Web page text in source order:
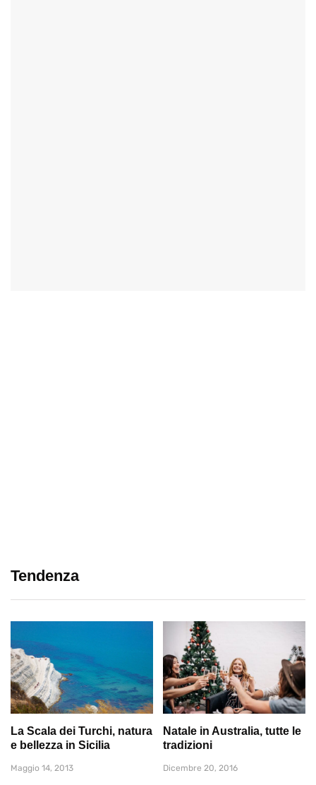
Tendenza
La Scala dei Turchi, natura
e bellezza in Sicilia
Maggio 14, 2013
Natale in Australia, tutte le
tradizioni
Dicembre 20, 2016